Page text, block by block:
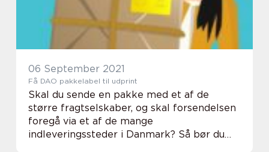
06 September 2021
Få DAO pakkelabel til udprint
Skal du sende en pakke med et af de
større fragtselskaber, og skal forsendelsen
foregå via et af de mange
indleveringssteder i Danmark? Så bør du